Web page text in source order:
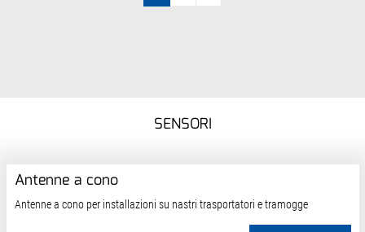
SENSORI
Antenne a cono
Antenne a cono per installazioni su nastri trasportatori e tramogge